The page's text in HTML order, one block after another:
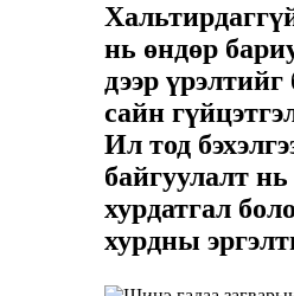
нь өндөр
дээр
сайн
Ил тод
байгуулалт нь
хурдатгал
хурдны